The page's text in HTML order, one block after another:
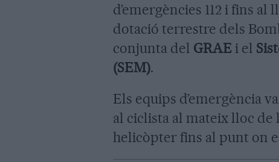
d’emergències 112 i fins al
dotació terrestre dels
conjunta del GRAE i el
(SEM).
Els equips d’emergència
al ciclista al mateix lloc de
helicòpter fins al punt on